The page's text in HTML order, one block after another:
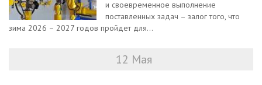
и своевременное выполнение
поставленных задач – залог того, что
зима 2026 – 2027 годов пройдет для...
12 Мая